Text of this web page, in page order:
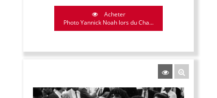
Acheter
Photo Yannick Noah lors du Cha...